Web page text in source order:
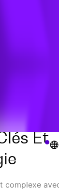
Et
complexe